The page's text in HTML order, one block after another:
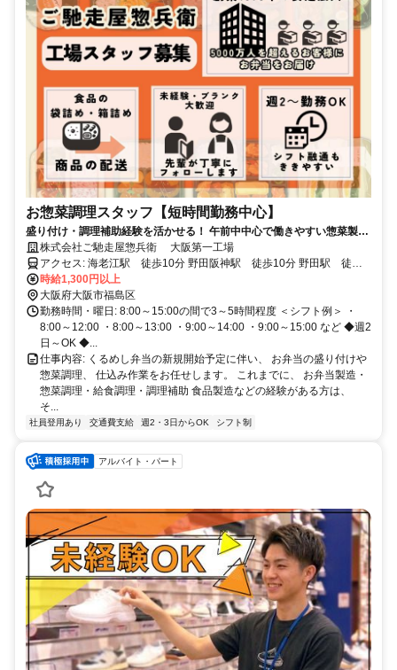
お惣菜調理スタッフ【短時間勤務中心】
盛り付け・調理補助経験を活かせる！ 午前中中心で働きやすい惣菜製造
のお仕事 週2日～、1日3～5時間程度で相談OK！ 家庭や副業と両立しな
がら無理なく働けます。
株式会社ご馳走屋惣兵衛 大阪第一工場
アクセス: 海老江駅 徒歩10分 野田阪神駅 徒歩10分 野田駅 徒歩
10分
時給1,300円以上
大阪府大阪市福島区
勤務時間・曜日: 8:00～15:00の間で3～5時間程度 ＜シフト例＞ ・
8:00～12:00 ・8:00～13:00 ・9:00～14:00 ・9:00～15:00 など ◆週2
日～OK ◆...
仕事内容: くるめし弁当の新規開始予定に伴い、 お弁当の盛り付けや
惣菜調理、 仕込み作業をお任せします。 これまでに、 お弁当製造・
惣菜調理・給食調理・調理補助 食品製造などの経験がある方は、
そ...
社員登用あり 交通費支給 週2・3日からOK シフト制
アルバイト・パート